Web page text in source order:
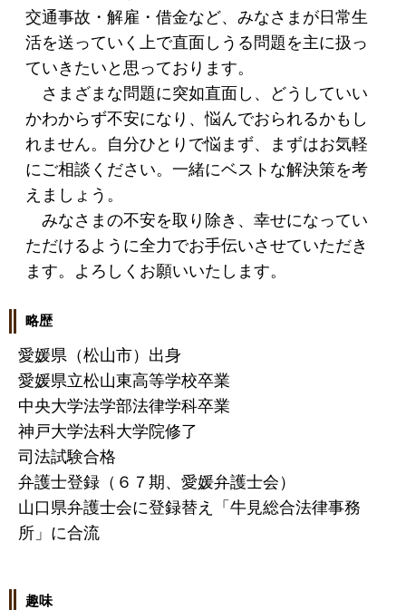
交通事故・解雇・借金など、みなさまが日常生
活を送っていく上で直面しうる問題を主に扱っ
ていきたいと思っております。
さまざまな問題に突如直面し、どうしていい
かわからず不安になり、悩んでおられるかもし
れません。自分ひとりで悩まず、まずはお気軽
にご相談ください。一緒にベストな解決策を考
えましょう。
みなさまの不安を取り除き、幸せになってい
ただけるように全力でお手伝いさせていただき
ます。よろしくお願いいたします。
略歴
愛媛県（松山市）出身
愛媛県立松山東高等学校卒業
中央大学法学部法律学科卒業
神戸大学法科大学院修了
司法試験合格
弁護士登録（６７期、愛媛弁護士会）
山口県弁護士会に登録替え「牛見総合法律事務
所」に合流
趣味